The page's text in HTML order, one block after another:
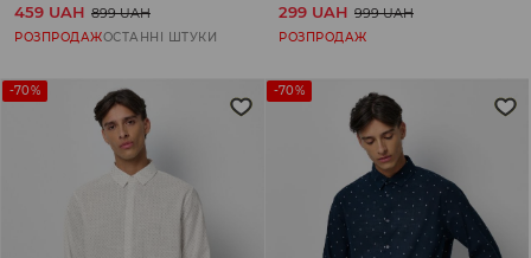
459 UAH 899 UAH
РОЗПРОДАЖОСТАННІ ШТУКИ
299 UAH 999 UAH
РОЗПРОДАЖ
-70% -70%